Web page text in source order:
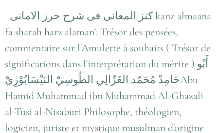
كنز المعانى فى شرح حرز الامانىkanz almaana
fa sharah harz alaman’: Trésor des pensées,
commentaire sur l'Amulette à souhaits ( Trésor de
significations dans l'interprétation du mérite ) أَبْو
حَامِدْ مُحَمّد الغَزّالِي الطُوسِيْ النَيْسَابُوْرِيْAbu
Hamid Muhammad ibn Muhammad Al-Ghazali
al-Tusi al-Nisaburi Philosophe, théologien,
logicien, juriste et mystique musulman d'origine